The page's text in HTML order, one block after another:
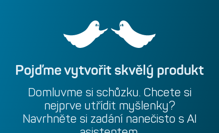
Pojďmevytvořit skvělý produkt
Domluvme si schůzku. Chcete si
nejprve utřídit myšlenky?
Navrhněte si zadání nanečisto s AI